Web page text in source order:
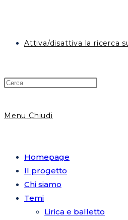
Attiva/disattiva la ricerca
Menu Chiudi
Homepage
Il progetto
Chi siamo
Temi
Lirica e balletto